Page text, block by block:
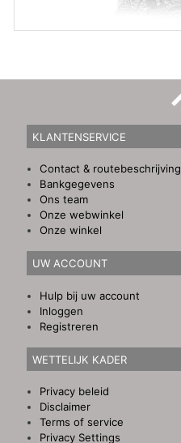
KLANTENSERVICE
Contact & routebeschrijving
Bankgegevens
Ons team
Onze webwinkel
Onze winkel
UW ACCOUNT
Hulp bij uw account
Inloggen
Registreren
WETTELIJK KADER
Privacy beleid
Disclaimer
Terms of service
Privacy Settings